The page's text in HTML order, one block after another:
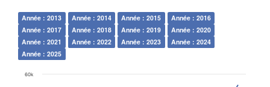
Année : 2013 Année : 2014 Année : 2015
Année : 2016
Année : 2017
Année : 2018 Année : 2019
Année : 2020
Année : 2021
Année : 2022 Année : 2023
Année : 2024
Année : 2025
60k